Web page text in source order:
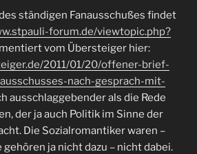
ständigen Fanausschußes findet
forum.de/viewtopic.php?
vom Übersteiger hier:
2011/01/20/offener-brief-
nach-gesprach-mit-
ausschlaggebender als die Rede
der ja auch Politik im Sinne der
Die Sozialromantiker waren –
ja nicht dazu – nicht dabei.